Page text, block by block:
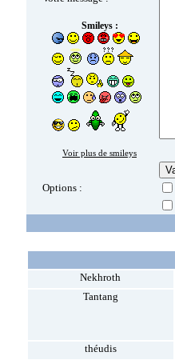
Smileys :
Voir plus de smileys
Options :
Nekhroth
Tantang
théudis